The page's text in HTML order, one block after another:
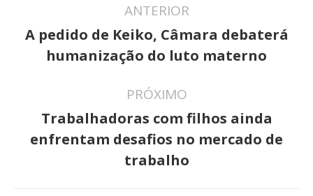
de
post:
ANTERIOR
Post
anterior:
A pedido de Keiko, Câmara debaterá
humanização do luto materno
PRÓXIMO
Próximo
post:
Trabalhadoras com filhos ainda
enfrentam desafios no mercado de
trabalho